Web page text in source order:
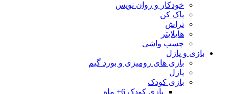
خودکار و روان نویس
پاک کن
تراش
هایلایتر
چسب واشی
بازی و پازل
بازی های رومیزی و بورد گیم
پازل
بازی کودک
بازی کودک 6+ ماه